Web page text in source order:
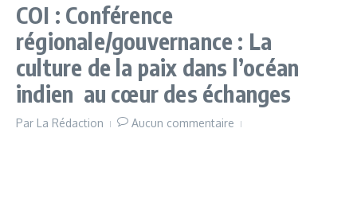
COI : Conférence
régionale/gouvernance : La
culture de la paix dans l’océan
indien au cœur des échanges
Par La Rédaction Aucun commentaire